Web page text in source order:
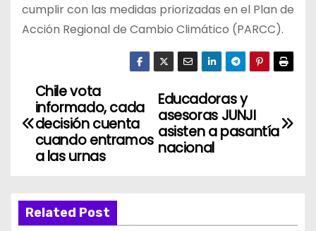
cumplir con las medidas priorizadas en el Plan de
Acción Regional de Cambio Climático (PARCC).
N
a
g
Educadoras y
asesoras JUNJI
asisten a pasantía
nacional
Chile vota
informado, cada
decisión cuenta
cuando entramos
a las urnas
Related Post